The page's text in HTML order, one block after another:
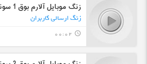
زنگ موبایل آلارم بوق 1 سونی
زنگ ارسالی کاربران
query_builder
00:02